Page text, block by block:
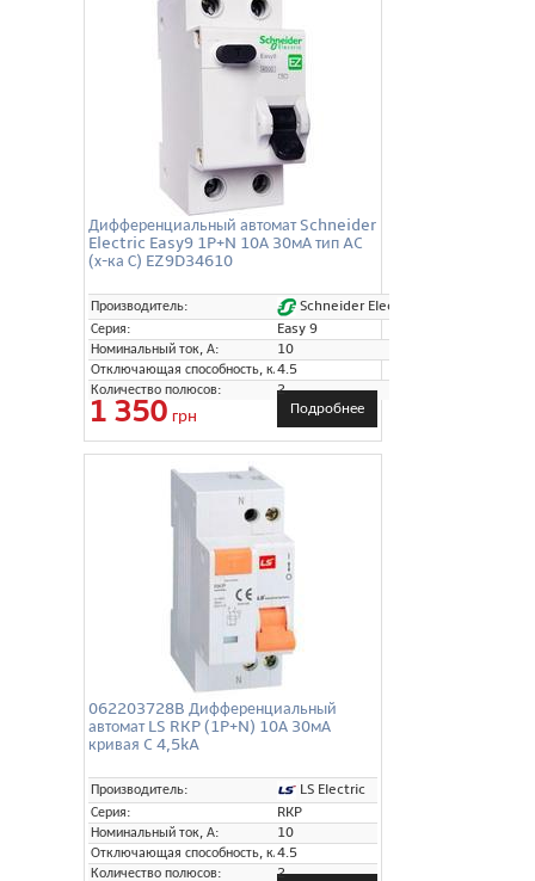
Дифференциальный автомат Schneider
Electric Easy9 1P+N 10А 30мА тип AC
(х-ка С) EZ9D34610
Производитель:
Schneider Electric
Серия:
Easy 9
Номинальный ток, А:
10
Отключающая способность, кА:4.5
Количество полюсов:
2
1 350 грн Подробнее
062203728B Дифференциальный
автомат LS RKP (1P+N) 10А 30мА
кривая C 4,5kA
Производитель:
LS Electric
Серия:
RKP
Номинальный ток, А:
10
Отключающая способность, кА:4.5
Количество полюсов:
2